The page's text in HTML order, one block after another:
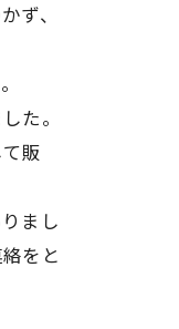
ず、
た。
販
まし
に連絡をと